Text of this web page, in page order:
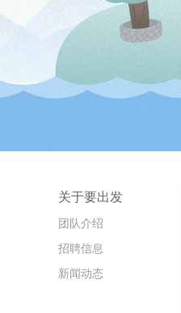
关于要出发
团队介绍
招聘信息
新闻动态